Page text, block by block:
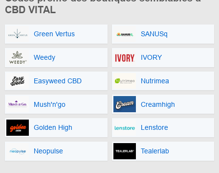
CBD VITAL
Green Vertus SANUSq
Weedy IVORY
Easyweed CBD Nutrimea
Mush'n'go Creamhigh
Golden High Lenstore
Neopulse Tealerlab